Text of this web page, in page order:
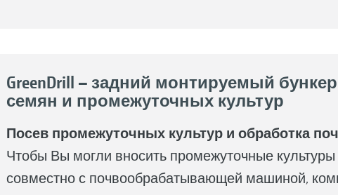
GreenDrill – задний монтируемый
семян и промежуточных культур
Посев промежуточных культур и обработка
Чтобы Вы могли вносить промежуточные
совместно с почвообрабатывающей машиной,